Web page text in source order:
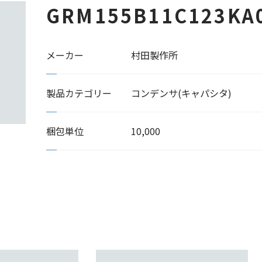
メーカー 村田製作所
製品カテゴリー コンデンサ(キャパシタ)
梱包単位 10,000